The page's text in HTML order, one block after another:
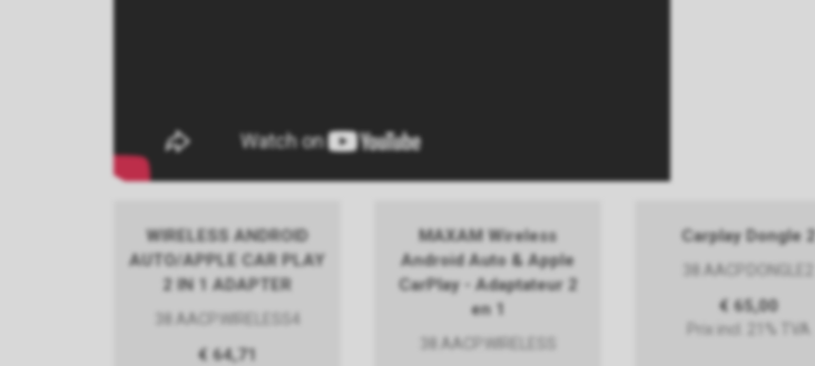
WIRELESS ANDROID
AUTO/APPLE CAR PLAY
2 IN 1 ADAPTER
38.AACP.WIRELESS4
€ 64,71
MAXAM Wireless
Android Auto & Apple
CarPlay - Adaptateur 2
en 1
38.AACP.WIRELESS
Carplay Dongle 2
38.AACP.DONGLE2
€ 65,00
Prix incl. 21% TVA